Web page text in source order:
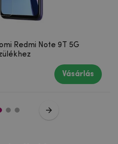
Redmi Note 9T 5G
Vásárlás